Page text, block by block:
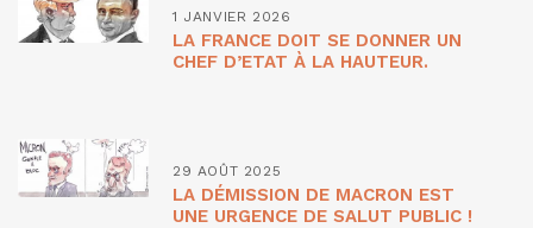
1 JANVIER 2026
LA FRANCE DOIT SE DONNER UN
CHEF D’ETAT À LA HAUTEUR.
29 AOÛT 2025
LA DÉMISSION DE MACRON EST
UNE URGENCE DE SALUT PUBLIC !